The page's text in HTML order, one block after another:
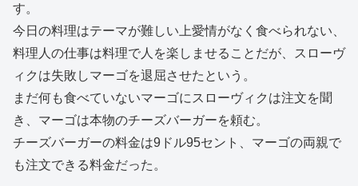
す。
今日の料理はテーマが難しい上愛情がなく食べられない、
料理人の仕事は料理で人を楽しませることだが、スローヴ
ィクは失敗しマーゴを退屈させたという。
まだ何も食べていないマーゴにスローヴィクは注文を聞
き、マーゴは本物のチーズバーガーを頼む。
チーズバーガーの料金は9ドル95セント、マーゴの両親で
も注文できる料金だった。